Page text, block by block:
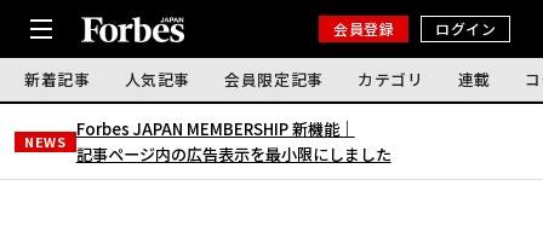
会員登録 ログイン
新着記事 人気記事 会員限定記事 カテゴリ 連載
NEWS
Forbes JAPAN MEMBERSHIP 新機能｜
記事ページ内の広告表示を最小限にしました